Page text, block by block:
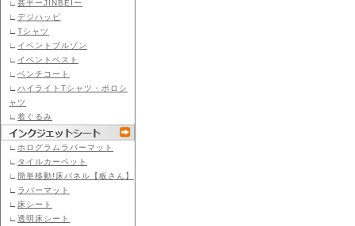
∟ 甚平ーJINBEIー
∟ デジハッピ
∟ Tシャツ
∟ イベントブルゾン
∟ イベントベスト
∟ ベンチコート
∟ ハイライトTシャツ・ポロシ
ャツ
∟ 着ぐるみ
∟ ホログラムラバーマット
∟ タイルカーペット
∟ 簡単移動!床パネル【板さん】
∟ ラバーマット
∟ 床シート
∟ 透明床シート